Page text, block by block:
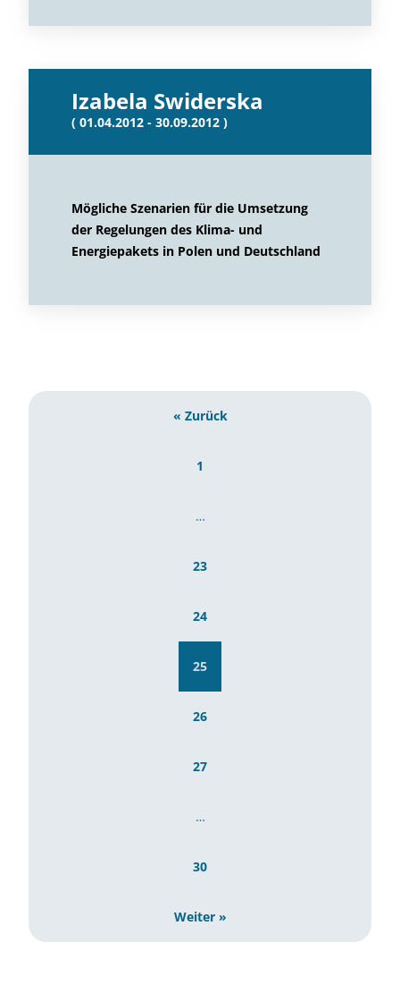
Izabela Swiderska
( 01.04.2012 - 30.09.2012 )
Mögliche Szenarien für die Umsetzung
der Regelungen des Klima- und
Energiepakets in Polen und Deutschland
« Zurück
1
…
23
24
25
26
27
…
30
Weiter »